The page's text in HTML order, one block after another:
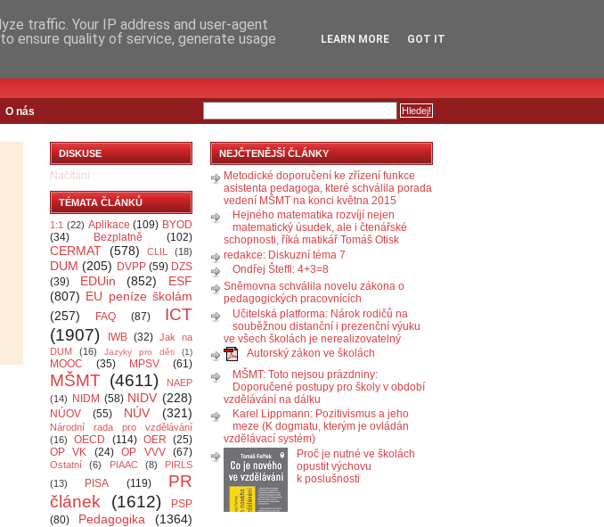
O nás
DISKUSE
Načítání
TÉMATA ČLÁNKŮ
1:1 (22) Aplikace (109) BYOD
(34)
Bezplatně (102)
CERMAT (578) CLIL (18)
DUM (205) DVPP (59) DZS
(39)
EDUin (852)
ESF
(807) EU peníze školám
(257)
FAQ (87)
ICT
(1907)
IWB (32) Jak na
DUM
(16) Jazyky pro děti (1)
MOOC (35) MPSV (61)
MŠMT (4611)
NAEP
(14)
NIDM (58) NIDV (228)
NÚOV (55) NÚV (321)
Národní rada pro vzdělávání
(16)
OECD (114) OER (25)
OP VK
(24) OP VVV (67)
Ostatní (6) PIAAC (8)
PIRLS
(13)
PISA (119)
PR
článek
(1612)
PSP
(80)
Pedagogika (1364)
NEJČTENĚJŠÍ ČLÁNKY
Metodické doporučení ke zřízení funkce
asistenta pedagoga, které schválila porada
vedení MŠMT na konci května 2015
Hejného matematika rozvíjí nejen
matematický úsudek, ale i čtenářské
schopnosti, říká matikář Tomáš Otisk
redakce: Diskuzní téma 7
Ondřej Šteffl: 4+3=8
Sněmovna schválila novelu zákona o
pedagogických pracovnících
Učitelská platforma: Nárok rodičů na
souběžnou distanční i prezenční výuku
ve všech školách je nerealizovatelný
Autorský zákon ve školách
MŠMT: Toto nejsou prázdniny:
Doporučené postupy pro školy v období
vzdělávání na dálku
Karel Lippmann: Pozitivismus a jeho
meze (K dogmatu, kterým je ovládán
vzdělávací systém)
Proč je nutné ve školách
opustit výchovu
k poslušnosti
traffic. Your IP address and user-agent
ensure quality of service, generate usage
LEARN MORE GOT IT